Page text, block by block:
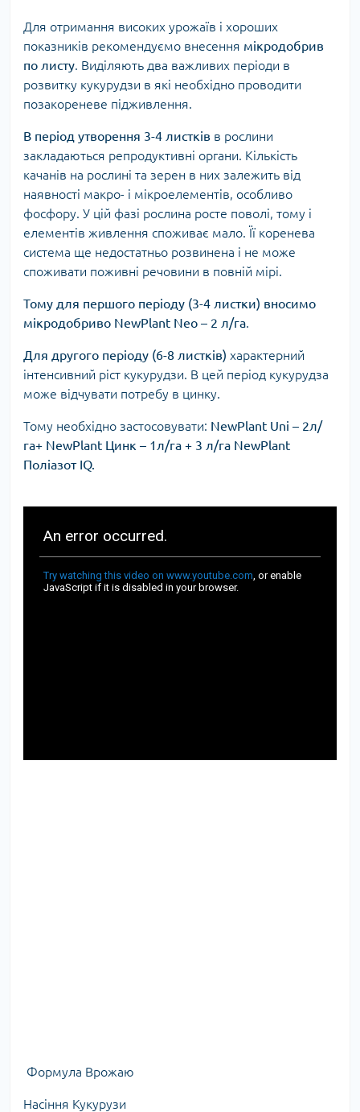
Для отримання високих урожаїв і хороших
показників рекомендуємо внесення мікродобрив
по листу. Виділяють два важливих періоди в
розвитку кукурудзи в які необхідно проводити
позакореневе підживлення.
В період утворення 3-4 листків в рослини
закладаються репродуктивні органи. Кількість
качанів на рослині та зерен в них залежить від
наявності макро- і мікроелементів, особливо
фосфору. У цій фазі рослина росте поволі, тому і
елементів живлення споживає мало. Її коренева
система ще недостатньо розвинена і не може
споживати поживні речовини в повній мірі.
Тому для першого періоду (3-4 листки) вносимо
мікродобриво NewPlant Neo – 2 л/га.
Для другого періоду (6-8 листків) характерний
інтенсивний ріст кукурудзи. В цей період кукурудза
може відчувати потребу в цинку.
Тому необхідно застосовувати: NewPlant Uni – 2л/
га+ NewPlant Цинк – 1л/га + 3 л/га NewPlant
Поліазот IQ.
Формула Врожаю
Насіння Кукурузи